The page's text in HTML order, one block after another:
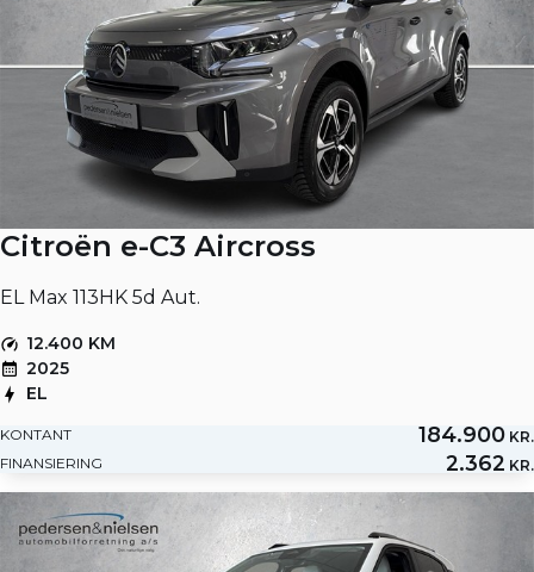
Citroën e-C3 Aircross
EL Max 113HK 5d Aut.
12.400 KM
2025
EL
KONTANT 184.900 KR.
FINANSIERING
2.362 KR.